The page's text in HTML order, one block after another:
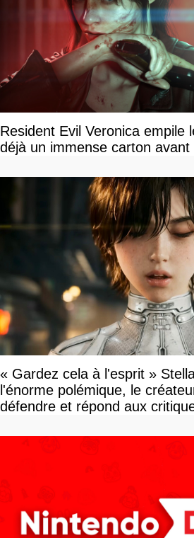
Resident Evil Veronica empile
déjà un immense carton
« Gardez cela à l'esprit »
l'énorme polémique, le
défendre et répond aux